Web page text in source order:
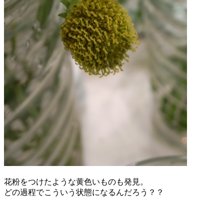
花粉をつけたような黄色いものも発見。
どの過程でこういう状態になるんだろう？？